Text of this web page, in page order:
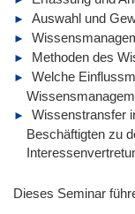
Auswahl und
Methoden des
Welche
Wissenstransfer
Beschäftigten zu
Dieses Seminar